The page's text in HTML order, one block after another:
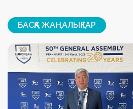
БАСҚА ЖАҢАЛЫҚТАР